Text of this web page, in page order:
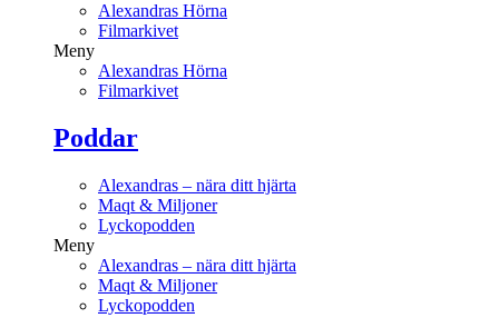
Alexandras Hörna
Filmarkivet
Meny
Alexandras Hörna
Filmarkivet
Poddar
Alexandras – nära ditt hjärta
Maqt & Miljoner
Lyckopodden
Meny
Alexandras – nära ditt hjärta
Maqt & Miljoner
Lyckopodden